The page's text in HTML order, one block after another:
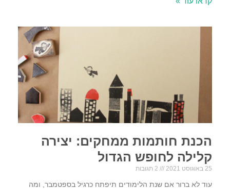
הכנת חותמות ממחקים: יצירה
קלילה לחופש הגדול
25 באוגוסט 2021
עוד לא ברור אם שנת הלימודים תיפתח כרגיל בספטמבר, ומה